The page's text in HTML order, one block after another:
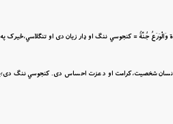
جُنَّةٌ = کنجوسي ننګ او ډار زيان دى او تنګلاسي،ځيرک
د انسان شخصيت،کرامت او د عزت احساس دى. کنجوسي ننګ